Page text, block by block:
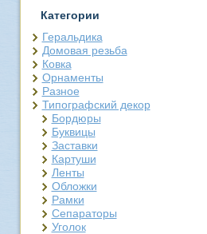
Категории
Геральдика
Домовая резьба
Ковка
Орнаменты
Разное
Типографский декор
Бордюры
Буквицы
Заставки
Картуши
Ленты
Обложки
Рамки
Сепараторы
Уголок